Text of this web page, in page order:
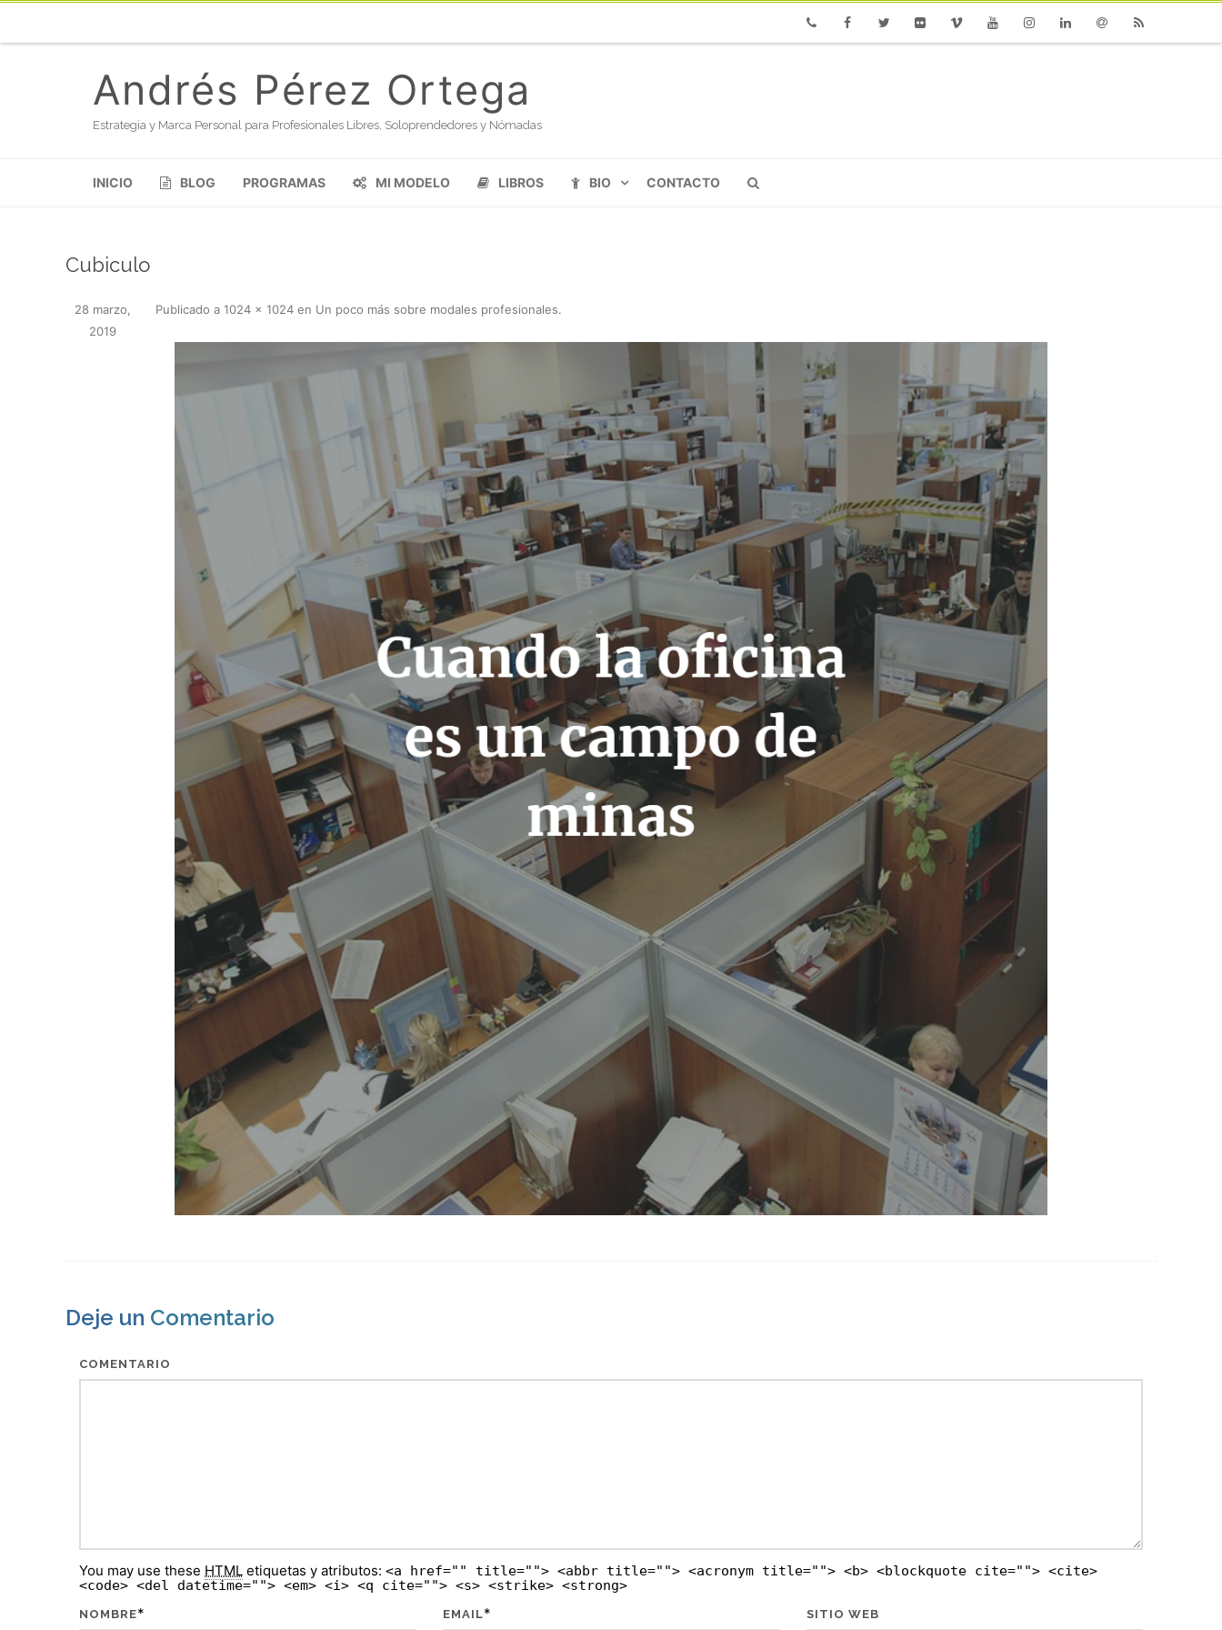
Andrés Pérez Ortega
Estrategia y Marca Personal para Profesionales Libres, Soloprendedores y Nómadas
INICIO BLOG PROGRAMAS MI MODELO LIBROS BIO CONTACTO
Cubiculo
Publicado
28 marzo,
2019
a 1024 × 1024 en Un poco más sobre modales profesionales.
Deje un Comentario
COMENTARIO
You may use these HTML etiquetas y atributos: <a href="" title=""> <abbr title=""> <acronym title=""> <b> <blockquote cite=""> <cite>
<code> <del datetime=""> <em> <i> <q cite=""> <s> <strike> <strong>
NOMBRE* EMAIL* SITIO WEB